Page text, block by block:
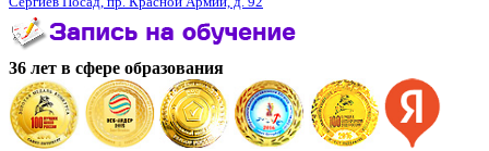
36 лет в сфере образования